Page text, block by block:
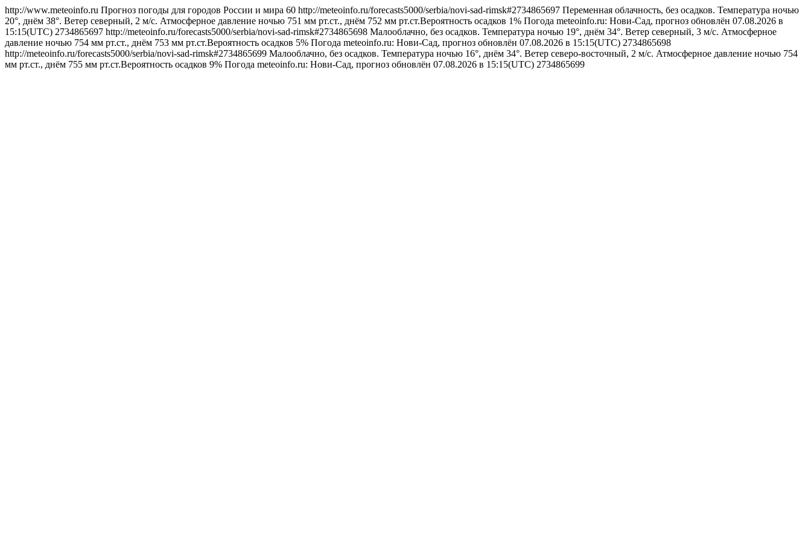
http://www.meteoinfo.ru Прогноз погоды для городов России и мира 60 http://meteoinfo.ru/forecasts5000/serbia/novi-sad-rimsk#2734865697 Переменная облачность, без осадков. Температура ночью
20°, днём 38°. Ветер северный, 2 м/с. Атмосферное давление ночью 751 мм рт.ст., днём 752 мм рт.ст.Вероятность осадков 1% Погода meteoinfo.ru: Нови-Сад, прогноз обновлён 07.08.2026 в
15:15(UTC) 2734865697 http://meteoinfo.ru/forecasts5000/serbia/novi-sad-rimsk#2734865698 Малооблачно, без осадков. Температура ночью 19°, днём 34°. Ветер северный, 3 м/с. Атмосферное
давление ночью 754 мм рт.ст., днём 753 мм рт.ст.Вероятность осадков 5% Погода meteoinfo.ru: Нови-Сад, прогноз обновлён 07.08.2026 в 15:15(UTC) 2734865698
http://meteoinfo.ru/forecasts5000/serbia/novi-sad-rimsk#2734865699 Малооблачно, без осадков. Температура ночью 16°, днём 34°. Ветер северо-восточный, 2 м/с. Атмосферное давление ночью 754
мм рт.ст., днём 755 мм рт.ст.Вероятность осадков 9% Погода meteoinfo.ru: Нови-Сад, прогноз обновлён 07.08.2026 в 15:15(UTC) 2734865699